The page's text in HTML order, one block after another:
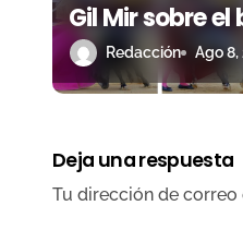
e
n
t
r
a
Gil Mir sobre el
juego de Los
en el arranque
Redacción Ago 8,
Deja una respuesta
Tu dirección de